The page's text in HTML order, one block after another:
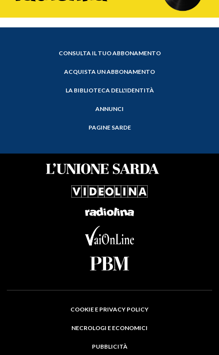
CONSULTA IL TUO ABBONAMENTO
ACQUISTA UN ABBONAMENTO
LA BIBLIOTECA DELL'IDENTITÀ
ANNUNCI
PAGINE SARDE
COOKIE E PRIVACY POLICY
NECROLOGI E ECONOMICI
PUBBLICITÀ